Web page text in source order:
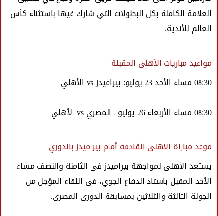
العلامة الكاملة بكل البطولات التي شارك فيها باستثناء كأس
العالم للأندية.
مواعيد مباريات الأهلى المقبلة
08:30 مساء الأحد 23 يوليو: بيراميدز vs الأهلي
08:30 مساء الأربعاء 26 يوليو ـ المصري vs الأهلي
موعد مباراة الاهلى القادمة أمام بيراميدز بالدوري
يستعد الأهلى لمواجهة بيراميدز فى الثامنة والنصف مساء
الأحد المقبل باستاد الدفاع الجوي، فى اللقاء المؤجل من
الجولة الثالثة والثلاثين بمسابقة الدورى المصرى.